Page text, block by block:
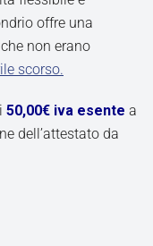
offre una
non erano
scorso.
50,00€ iva esente a
dell’attestato da